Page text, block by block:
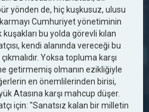
yönden de, hiç kuşkusuz, ulusu
Cumhuriyet yönetiminin
bu yolda görevli kılan
kendi alanında vereceği bu
Yoksa topluma karşı
getirmemiş olmanın ezikliğiyle
en önemlilerinden birisi,
Atasına karşı mahcup düşer.
için: "Sanatsız kalan bir milletin